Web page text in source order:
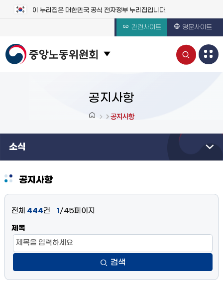
이 누리집은 대한민국 공식 전자정부 누리집입니다.
관련사이트 영문사이트
관련 사이트 목록 보기
통
합
열
공지사항
공지사항
소식
공지사항
전체 444건 1 /45페이지
제목
검색